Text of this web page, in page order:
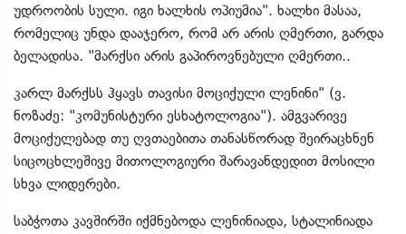
უდროობის სული. იგი ხალხის ოპიუმია". ხალხი მასაა,
რომელიც უნდა დააჯერო, რომ არ არის ღმერთი, გარდა
ბელადისა. "მარქსი არის გაპიროვნებული ღმერთი..
კარლ მარქსს ჰყავს თავისი მოციქული ლენინი" (ვ.
ნოზაძე: "კომუნისტური ესხატოლოგია"). ამგვარივე
მოციქულებად თუ ღვთაებითა თანასწორად შეირაცხნენ
სიცოცხლეშივე მითოლოგიური შარავანდედით მოსილი
სხვა ლიდერები.
საბჭოთა კავშირში იქმნებოდა ლენინიადა, სტალინიადა